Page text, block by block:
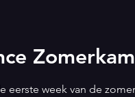
eerste week van de